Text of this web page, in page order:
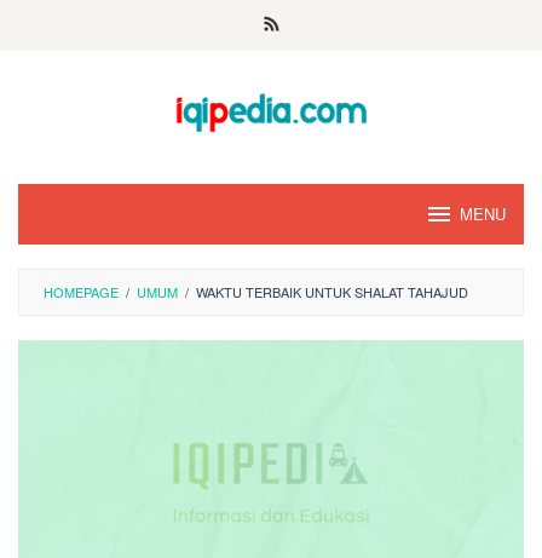
MENU
HOMEPAGE / UMUM / WAKTU TERBAIK UNTUK SHALAT TAHAJUD